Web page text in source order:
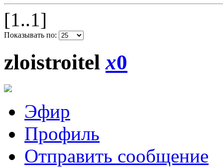
[1..1]
Показывать по:
zloistroitelx0
Эфир
Профиль
Отправить сообщение